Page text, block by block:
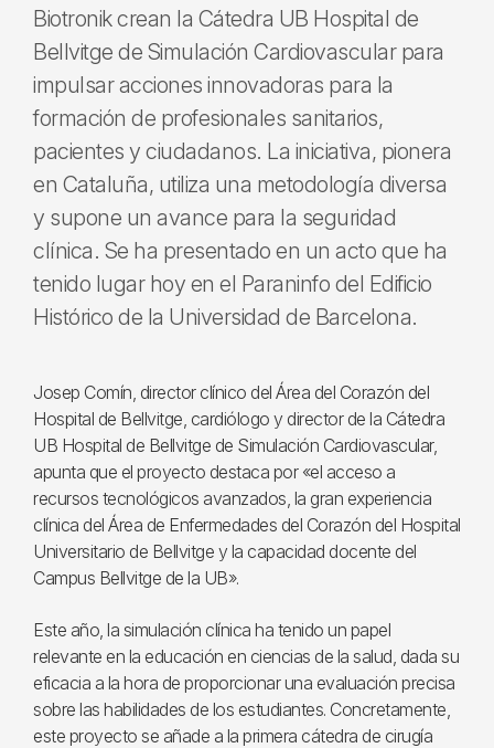
Biotronik crean la Cátedra UB Hospital de
Bellvitge de Simulación Cardiovascular para
impulsar acciones innovadoras para la
formación de profesionales sanitarios,
pacientes y ciudadanos. La iniciativa, pionera
en Cataluña, utiliza una metodología diversa
y supone un avance para la seguridad
clínica. Se ha presentado en un acto que ha
tenido lugar hoy en el Paraninfo del Edificio
Histórico de la Universidad de Barcelona.
Josep Comín, director clínico del Área del Corazón del
Hospital de Bellvitge, cardiólogo y director de la Cátedra
UB Hospital de Bellvitge de Simulación Cardiovascular,
apunta que el proyecto destaca por «el acceso a
recursos tecnológicos avanzados, la gran experiencia
clínica del Área de Enfermedades del Corazón del Hospital
Universitario de Bellvitge y la capacidad docente del
Campus Bellvitge de la UB».
Este año, la simulación clínica ha tenido un papel
relevante en la educación en ciencias de la salud, dada su
eficacia a la hora de proporcionar una evaluación precisa
sobre las habilidades de los estudiantes. Concretamente,
este proyecto se añade a la primera cátedra de cirugía